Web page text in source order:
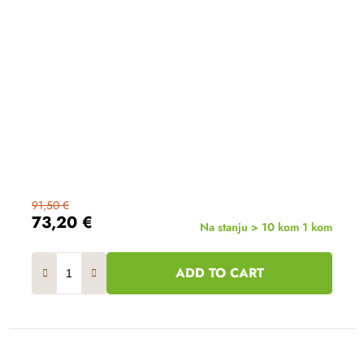
73,20 €
91,50 €
Na stanju > 10 kom 1 kom
ADD TO CART